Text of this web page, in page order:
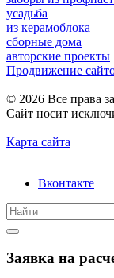
усадьба
из керамоблока
сборные дома
авторские проекты
Продвижение
© 2026 Все права
Сайт носит
Карта сайта
Вконтакте
Заявка на